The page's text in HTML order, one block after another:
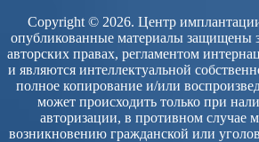
Copyright © 2026. Центр
опубликованные материалы защищены
авторских правах, регламентом
и являются интеллектуальной
полное копирование и/или
может происходить только при
авторизации, в противном случае
возникновению гражданской или